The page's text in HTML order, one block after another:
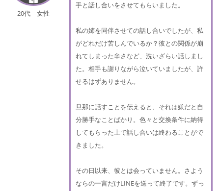
20代 女性
手と話し合いをさせてもらいました。
私の姉を同伴させての話し合いでしたが、私
がどれだけ苦しんでいるか？彼との関係が崩
れてしまった辛さなど、洗いざらい話しまし
た。相手も謝りながら泣いていましたが、許
せるはずありません。
旦那に話すことを伝えると、それは嫌だと自
分勝手なことばかり。色々と交換条件に納得
してもらった上で話し合いは終わることがで
きました。
その日以来、彼とは会っていません。さよう
ならの一言だけLINEを送って終了です。ずっ